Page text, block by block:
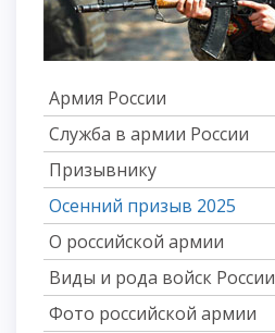
Армия России
Служба в армии России
Призывнику
Осенний призыв 2025
О российской армии
Виды и рода войск России
Фото российской армии